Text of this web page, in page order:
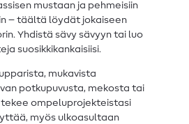
mustaan ja pehmeisiin
– täältä löydät jokaiseen
Yhdistä sävy sävyyn tai luo
suosikkikankaisiisi.
mukavista
potkupuvusta, mekosta tai
ompeluprojekteistasi
myös ulkoasultaan